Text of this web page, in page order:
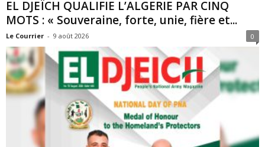
EL DJEÏCH QUALIFIE L’ALGERIE PAR CINQ
MOTS : « Souveraine, forte, unie, fière et...
Le Courrier - 9 août 2026 0